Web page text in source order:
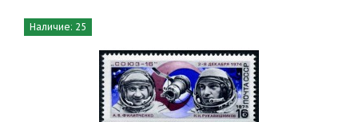
Наличие: 25